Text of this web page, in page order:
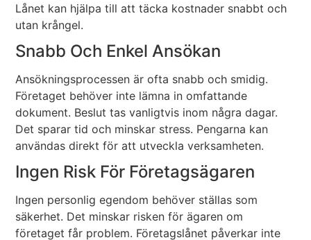
Lånet kan hjälpa till att täcka kostnader snabbt och
utan krångel.
Snabb Och Enkel Ansökan
Ansökningsprocessen är ofta snabb och smidig.
Företaget behöver inte lämna in omfattande
dokument. Beslut tas vanligtvis inom några dagar.
Det sparar tid och minskar stress. Pengarna kan
användas direkt för att utveckla verksamheten.
Ingen Risk För Företagsägaren
Ingen personlig egendom behöver ställas som
säkerhet. Det minskar risken för ägaren om
företaget får problem. Företagslånet påverkar inte